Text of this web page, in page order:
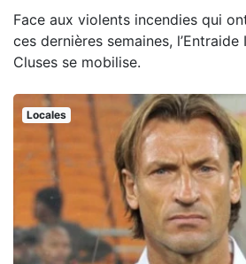
Face aux violents incendies qui
ces dernières semaines,
Cluses se mobilise.
Locales